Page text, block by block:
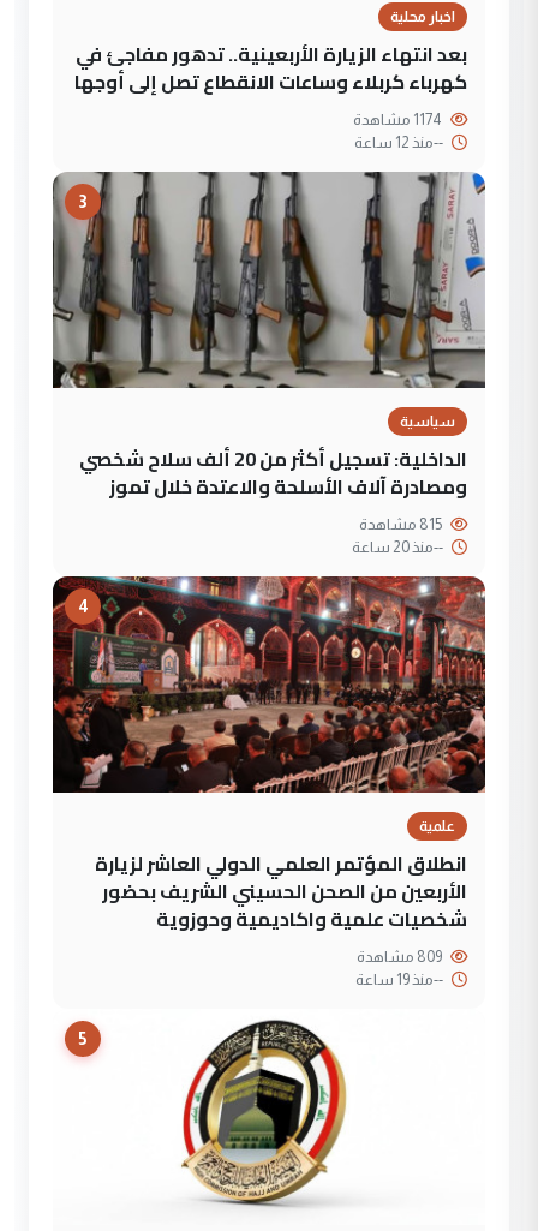
اخبار محلية
بعد انتهاء الزيارة الأربعينية.. تدهور مفاجئ في
كهرباء كربلاء وساعات الانقطاع تصل إلى أوجها
--منذ 12 ساعة
3
سياسية
الداخلية: تسجيل أكثر من 20 ألف سلاح شخصي
ومصادرة آلاف الأسلحة والاعتدة خلال تموز
--منذ 20 ساعة
4
علمية
انطلاق المؤتمر العلمي الدولي العاشر لزيارة
الأربعين من الصحن الحسيني الشريف بحضور
شخصيات علمية واكاديمية وحوزوية
--منذ 19 ساعة
5